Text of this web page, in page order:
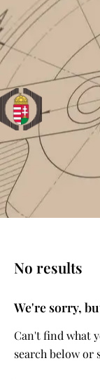
No results
We're sorry,
Can't find what
search below or